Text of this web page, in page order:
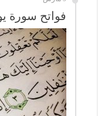
فواتح سورة